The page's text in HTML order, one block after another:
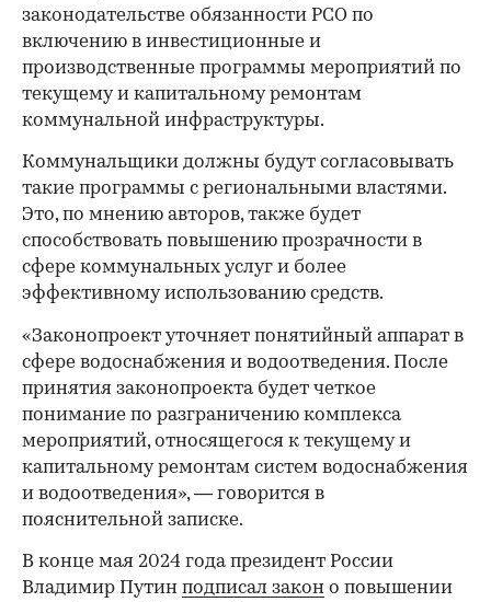
законодательстве обязанности РСО по
включению в инвестиционные и
производственные программы мероприятий по
текущему и капитальному ремонтам
коммунальной инфраструктуры.
Коммунальщики должны будут согласовывать
такие программы с региональными властями.
Это, по мнению авторов, также будет
способствовать повышению прозрачности в
сфере коммунальных услуг и более
эффективному использованию средств.
«Законопроект уточняет понятийный аппарат в
сфере водоснабжения и водоотведения. После
принятия законопроекта будет четкое
понимание по разграничению комплекса
мероприятий, относящегося к текущему и
капитальному ремонтам систем водоснабжения
и водоотведения», — говорится в
пояснительной записке.
В конце мая 2024 года президент России
Владимир Путин подписал закон о повышении